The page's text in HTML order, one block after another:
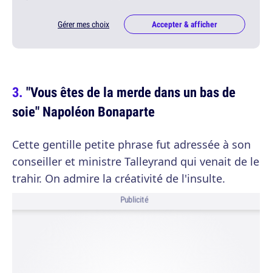
Gérer mes choix Accepter & afficher
"Vous êtes de la merde dans un bas de
soie" Napoléon Bonaparte
Cette gentille petite phrase fut adressée à son
conseiller et ministre Talleyrand qui venait de le
trahir. On admire la créativité de l'insulte.
Publicité